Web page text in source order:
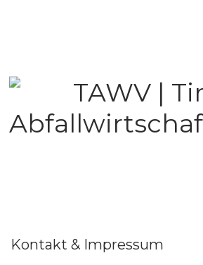
Kontakt & Impressum